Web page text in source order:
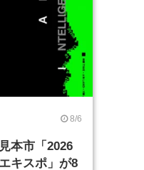
8/6
本市「2026
キスポ」が8